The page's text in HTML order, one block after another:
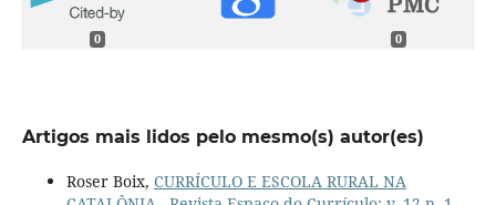
0 0
Artigos mais lidos pelo mesmo(s) autor(es)
Roser Boix, CURRÍCULO E ESCOLA RURAL NA